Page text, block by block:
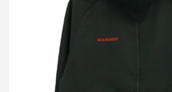
マムート Macun 2.0 SO Hooded Jacket
2.0 ソフトシェルフーデッドジャケ